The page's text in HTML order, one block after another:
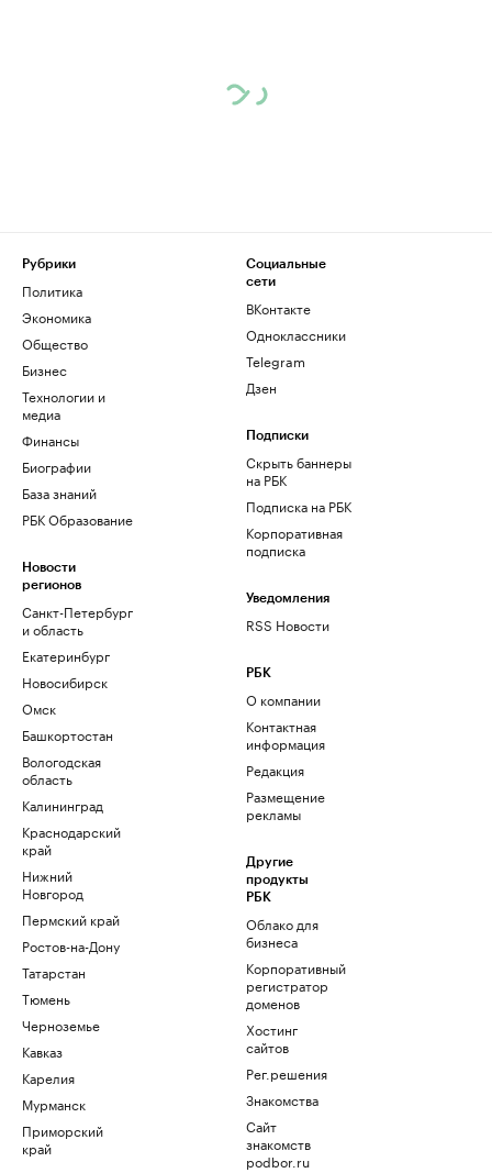
Рубрики
Политика
Экономика
Общество
Бизнес
Технологии и
медиа
Финансы
Биографии
База знаний
РБК Образование
Новости
регионов
Санкт-Петербург
и область
Екатеринбург
Новосибирск
Омск
Башкортостан
Вологодская
область
Калининград
Краснодарский
край
Нижний
Новгород
Пермский край
Ростов-на-Дону
Татарстан
Тюмень
Черноземье
Кавказ
Карелия
Мурманск
Приморский
край
Социальные
сети
ВКонтакте
Одноклассники
Telegram
Дзен
Подписки
Скрыть баннеры
на РБК
Подписка на РБК
Корпоративная
подписка
Уведомления
RSS Новости
РБК
О компании
Контактная
информация
Редакция
Размещение
рекламы
Другие
продукты
РБК
Облако для
бизнеса
Корпоративный
регистратор
доменов
Хостинг
сайтов
Рег.решения
Знакомства
Сайт
знакомств
podbor.ru